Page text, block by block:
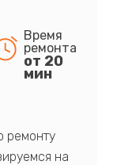
Время
ремонта
от 20
мин
ремонту
на